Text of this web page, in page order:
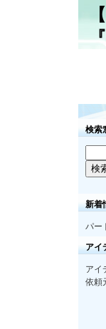
検索
新着
パー
アイ
アイ
依頼